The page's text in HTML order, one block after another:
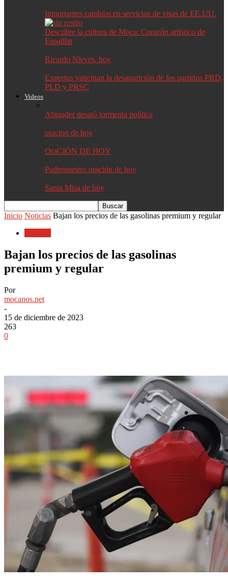
Importantes cambios en servicios de visas de EE.UU.
Descubre la cultura de Moca: Corazón artístico de
Espaillat
Ricardo Nieves. hoy
Expertos vaticinan la desaparición de los partidos PRD,
PLD y PRSC
Videos
Abinader desató tormenta política
oracion de hoy
OraCIÓN DE HOY
Padrenuestro oración de hoy
Santa Misa de hoy
Inicio Noticias Bajan los precios de las gasolinas premium y regular
Bajan los precios de las gasolinas
premium y regular
Por
mocanos.net
-
15 de diciembre de 2023
263
0